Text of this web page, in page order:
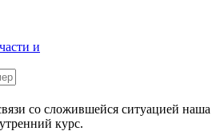
и
со сложившейся ситуацией наша
курс.